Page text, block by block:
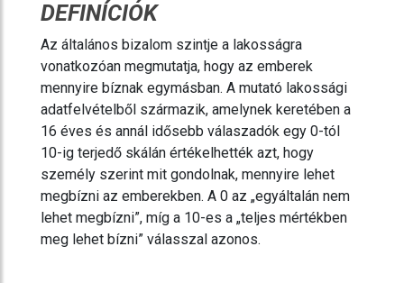
DEFINÍCIÓK
Az általános bizalom szintje a lakosságra
vonatkozóan megmutatja, hogy az emberek
mennyire bíznak egymásban. A mutató lakossági
adatfelvételből származik, amelynek keretében a
16 éves és annál idősebb válaszadók egy 0-tól
10-ig terjedő skálán értékelhették azt, hogy
személy szerint mit gondolnak, mennyire lehet
megbízni az emberekben. A 0 az „egyáltalán nem
lehet megbízni”, míg a 10-es a „teljes mértékben
meg lehet bízni” válasszal azonos.